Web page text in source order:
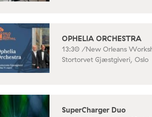
OPHELIA ORCHESTRA
13:30 /New Orleans
Stortorvet Gjæstgiveri, Oslo
SuperCharger Duo